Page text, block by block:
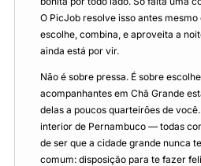
O PicJob resolve isso antes
escolhe, combina, e aproveita a
ainda está por vir.
Não é sobre pressa. É sobre
acompanhantes em Chã Grande
delas a poucos quarteirões de
interior de Pernambuco — todas
de ser que a cidade grande nunca
comum: disposição para te fazer